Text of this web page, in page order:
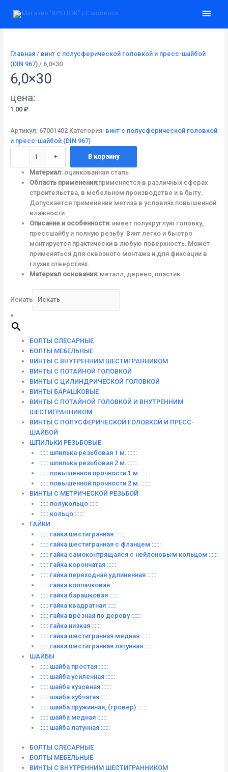
Главная/ винт с полусферической головкой и пресс-шайбой
(DIN 967)/ 6,0×30
6,0×30
цена:
1.00 ₽
Артикул: 67001402 Категория: винт с полусферической головкой
и пресс-шайбой (DIN 967)
-
товара
+ В корзину
Материал:оцинкованная сталь
Область применения:применяется в различных сферах
строительства, в мебельном производстве и в быту.
Допускается применение метиза в условиях повышенной
влажности.
Описание и особенности:имеет полукруглую головку,
прессшайбу и полную резьбу. Винт легко и быстро
монтируется практически в любую поверхность. Может
применяться для сквозного монтажа и для фиксации в
глухих отверстиях.
Материал основания:металл, дерево, пластик.
Искать
×
БОЛТЫ СЛЕСАРНЫЕ
БОЛТЫ МЕБЕЛЬНЫЕ
ВИНТЫ С ВНУТРЕННИМ ШЕСТИГРАННИКОМ
ВИНТЫ С ПОТАЙНОЙ ГОЛОВКОЙ
ВИНТЫ С ЦИЛИНДРИЧЕСКОЙ ГОЛОВКОЙ
ВИНТЫ БАРАШКОВЫЕ
ВИНТЫ С ПОТАЙНОЙ ГОЛОВКОЙ И ВНУТРЕННИМ
ШЕСТИГРАННИКОМ
ВИНТЫ С ПОЛУСФЕРИЧЕСКОЙ ГОЛОВКОЙ И ПРЕСС-
ШАЙБОЙ
ШПИЛЬКИ РЕЗЬБОВЫЕ
:::::: шпилька резьбовая 1 м. ::::::
:::::: шпилька резьбовая 2 м. ::::::
:::::: повышенной прочности 1 м. ::::::
:::::: повышенной прочности 2 м. ::::::
ВИНТЫ C МЕТРИЧЕСКОЙ РЕЗЬБОЙ
:::::: полукольцо ::::::
:::::: кольцо ::::::
ГАЙКИ
:::::: гайка шестигранная ::::::
:::::: гайка шестигранная с фланцем ::::::
:::::: гайка самоконтрящаяся с нейлоновым кольцом ::::::
:::::: гайка корончатая ::::::
:::::: гайка переходная удлиненная ::::::
:::::: гайка колпачковая ::::::
:::::: гайка барашковая ::::::
:::::: гайка квадратная ::::::
:::::: гайка врезная по дереву ::::::
:::::: гайка низкая ::::::
:::::: гайка шестигранная медная ::::::
:::::: гайка шестигранная латунная ::::::
ШАЙБЫ
:::::: шайба простая ::::::
:::::: шайба усиленная ::::::
:::::: шайба кузовная ::::::
:::::: шайба зубчатая ::::::
:::::: шайба пружинная, (гровер) ::::::
:::::: шайба медная ::::::
:::::: шайба латунная ::::::
БОЛТЫ СЛЕСАРНЫЕ
БОЛТЫ МЕБЕЛЬНЫЕ
ВИНТЫ С ВНУТРЕННИМ ШЕСТИГРАННИКОМ